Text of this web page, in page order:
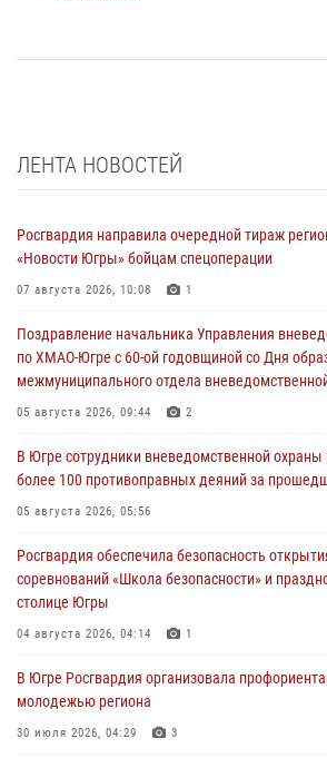
ЛЕНТА НОВОСТЕЙ
Росгвардия направила очередной тираж
«Новости Югры» бойцам спецоперации
07 августа 2026, 10:08 1
Поздравление начальника Управления
по ХМАО-Югре с 60-ой годовщиной со Дня
межмуниципального отдела
05 августа 2026, 09:44 2
В Югре сотрудники вневедомственной охраны
более 100 противоправных деяний за
05 августа 2026, 05:56
Росгвардия обеспечила безопасность
соревнований «Школа безопасности» и
столице Югры
04 августа 2026, 04:14 1
В Югре Росгвардия организовала
молодежью региона
30 июля 2026, 04:29 3